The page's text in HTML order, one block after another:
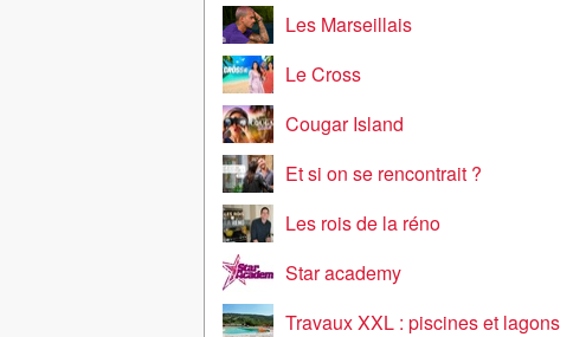
Les Marseillais
Le Cross
Cougar Island
Et si on se rencontrait ?
Les rois de la réno
Star academy
Travaux XXL : piscines et lagons